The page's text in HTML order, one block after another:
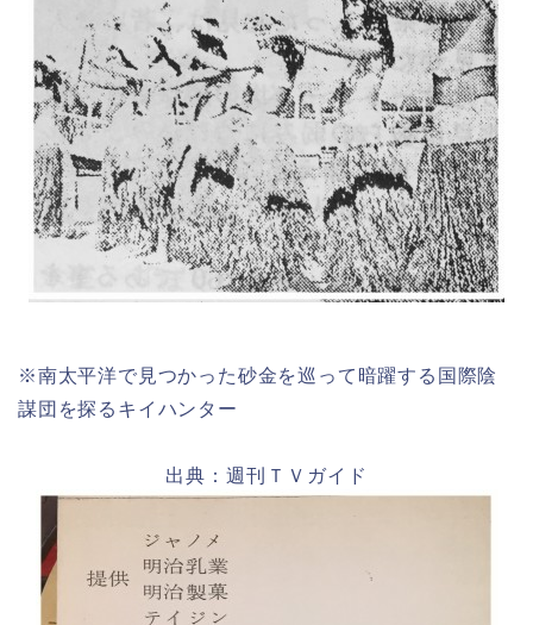
※南太平洋で見つかった砂金を巡って暗躍する国際陰
謀団を探るキイハンター
出典：週刊ＴＶガイド